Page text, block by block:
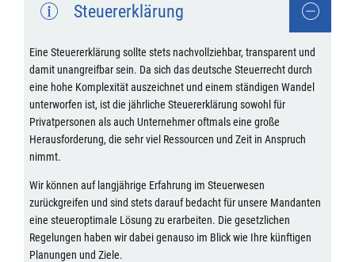
Steuererklärung
Eine Steuererklärung sollte stets nachvollziehbar, transparent und
damit unangreifbar sein. Da sich das deutsche Steuerrecht durch
eine hohe Komplexität auszeichnet und einem ständigen Wandel
unterworfen ist, ist die jährliche Steuererklärung sowohl für
Privatpersonen als auch Unternehmer oftmals eine große
Herausforderung, die sehr viel Ressourcen und Zeit in Anspruch
nimmt.
Wir können auf langjährige Erfahrung im Steuerwesen
zurückgreifen und sind stets darauf bedacht für unsere Mandanten
eine steueroptimale Lösung zu erarbeiten. Die gesetzlichen
Regelungen haben wir dabei genauso im Blick wie Ihre künftigen
Planungen und Ziele.